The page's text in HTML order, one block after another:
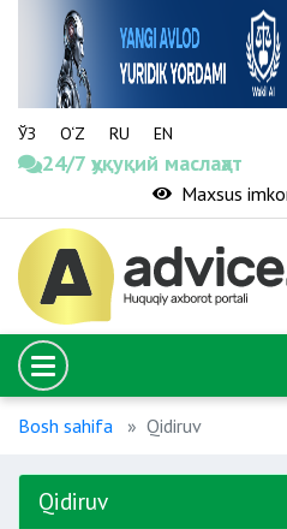
ЎЗ O‘Z RU EN
24/7 ҳуқуқий маслаҳат
Maxsus
Bosh sahifa Qidiruv
Qidiruv